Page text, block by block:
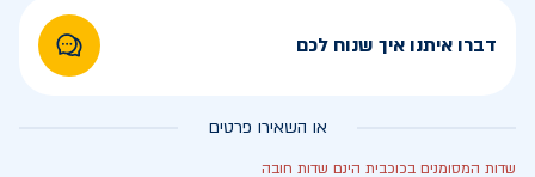
דברו איתנו איך שנוח לכם
או השאירו פרטים
שדות המסומנים בכוכבית הינם שדות חובה